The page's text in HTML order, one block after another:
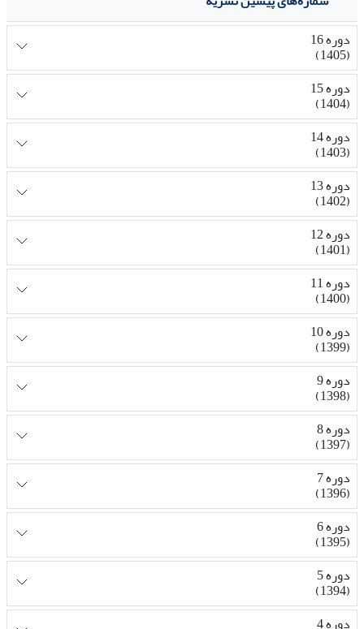
دوره 16
(1405)
دوره 15
(1404)
دوره 14
(1403)
دوره 13
(1402)
دوره 12
(1401)
دوره 11
(1400)
دوره 10
(1399)
دوره 9
(1398)
دوره 8
(1397)
دوره 7
(1396)
دوره 6
(1395)
دوره 5
(1394)
دوره 4